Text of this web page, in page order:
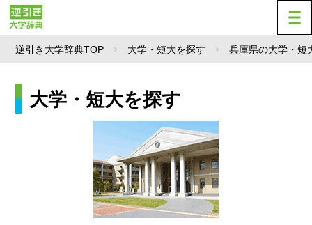
逆引き大学辞典TOP 大学・短大を探す 兵庫県の大学・短
大学・短大を探す